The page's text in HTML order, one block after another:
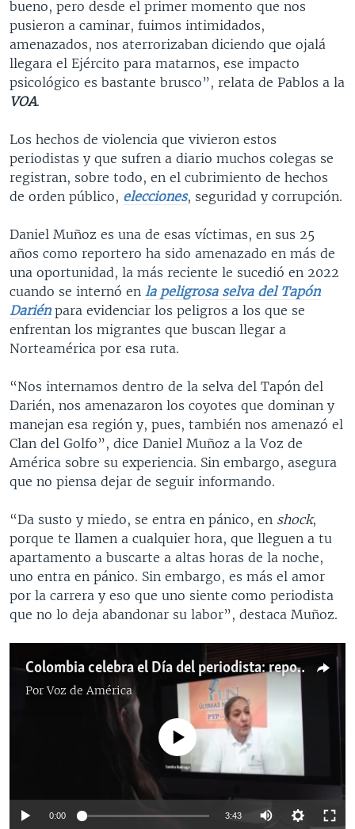
bueno, pero desde el primer momento que nos
pusieron a caminar, fuimos intimidados,
amenazados, nos aterrorizaban diciendo que ojalá
llegara el Ejército para matarnos, ese impacto
psicológico es bastante brusco”, relata de Pablos a la
VOA.
Los hechos de violencia que vivieron estos
periodistas y que sufren a diario muchos colegas se
registran, sobre todo, en el cubrimiento de hechos
de orden público, elecciones, seguridad y corrupción.
Daniel Muñoz es una de esas víctimas, en sus 25
años como reportero ha sido amenazado en más de
una oportunidad, la más reciente le sucedió en 2022
cuando se internó en la peligrosa selva del Tapón
Dariénpara evidenciar los peligros a los que se
enfrentan los migrantes que buscan llegar a
Norteamérica por esa ruta.
“Nos internamos dentro de la selva del Tapón del
Darién, nos amenazaron los coyotes que dominan y
manejan esa región y, pues, también nos amenazó el
Clan del Golfo”, dice Daniel Muñoz a la Voz de
América sobre su experiencia. Sin embargo, asegura
que no piensa dejar de seguir informando.
“Da susto y miedo, se entra en pánico, en shock,
porque te llamen a cualquier hora, que lleguen a tu
apartamento a buscarte a altas horas de la noche,
uno entra en pánico. Sin embargo, es más el amor
por la carrera y eso que uno siente como periodista
que no lo deja abandonar su labor”, destaca Muñoz.
Colombia celebra el Día del periodista: reporteros que han sido víctimas de amenazas
PorVoz de América
No media source currently available
0:00 3:43